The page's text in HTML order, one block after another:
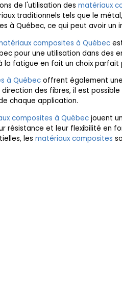
de l'utilisation des matériaux
traditionnels tels que le
à Québec, ce qui peut avoir
composites à Québec
pour une utilisation dans des
la fatigue en fait un choix
à Québec offrent également
des fibres, il est
chaque application.
composites à Québec jouent
résistance et leur flexibilité en
les matériaux composites